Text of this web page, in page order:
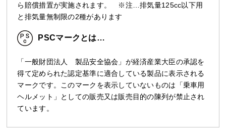
ら賠償措置が実施されます。 ※注…排気量125cc以下用
と排気量無制限の2種があります
PSCマークとは…
「一般財団法人 製品安全協会」が経済産業大臣の承認を
得て定められた認定基準に適合している製品に表示される
マークです。このマークを表示していないものは「乗車用
ヘルメット」としての販売又は販売目的の陳列が禁止され
ています。